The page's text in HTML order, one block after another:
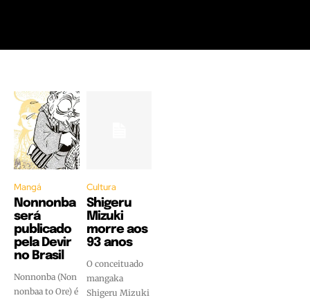
Mangá
Nonnonba
será
publicado
pela Devir
no Brasil
Nonnonba (Non
nonbaa to Ore) é
Cultura
Shigeru
Mizuki
morre aos
93 anos
O conceituado
mangaka
Shigeru Mizuki